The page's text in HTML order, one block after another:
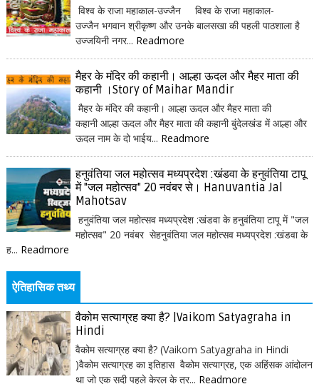
विश्व के राजा महाकाल-उज्जैन विश्व के राजा महाकाल-
उज्जैन भगवान श्रीकृष्ण और उनके बालसखा की पहली पाठशाला है
उज्जयिनी नगर... Readmore
मैहर के मंदिर की कहानी। आल्हा ऊदल और मैहर माता की
कहानी ।Story of Maihar Mandir
मैहर के मंदिर की कहानी। आल्हा ऊदल और मैहर माता की
कहानी आल्हा ऊदल और मैहर माता की कहानी बुंदेलखंड में आल्हा और
ऊदल नाम के दो भाईय... Readmore
हनुवंतिया जल महोत्सव मध्यप्रदेश :खंडवा के हनुवंतिया टापू
में "जल महोत्सव" 20 नवंबर से। Hanuvantia Jal
Mahotsav
हनुवंतिया जल महोत्सव मध्यप्रदेश :खंडवा के हनुवंतिया टापू में "जल
महोत्सव" 20 नवंबर सेहनुवंतिया जल महोत्सव मध्यप्रदेश :खंडवा के
ह... Readmore
ऐतिहासिक तथ्य
वैकोम सत्याग्रह क्या है? |Vaikom Satyagraha in
Hindi
वैकोम सत्याग्रह क्या है? (Vaikom Satyagraha in Hindi
)वैकोम सत्याग्रह का इतिहास वैकोम सत्याग्रह, एक अहिंसक आंदोलन
था जो एक सदी पहले केरल के त्र... Readmore